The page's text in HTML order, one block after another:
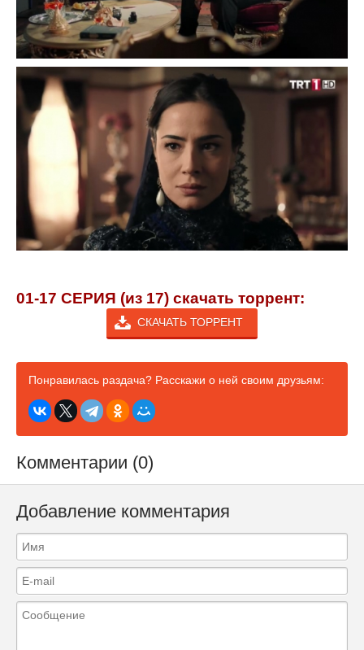
01-17 СЕРИЯ (из 17) скачать торрент:
СКАЧАТЬ ТОРРЕНТ
Понравилась раздача? Расскажи о ней своим друзьям:
Комментарии (0)
Добавление комментария